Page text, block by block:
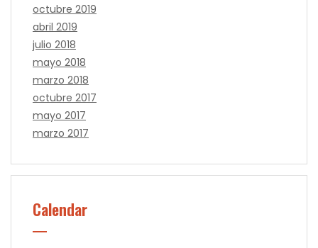
octubre 2019
abril 2019
julio 2018
mayo 2018
marzo 2018
octubre 2017
mayo 2017
marzo 2017
Calendar